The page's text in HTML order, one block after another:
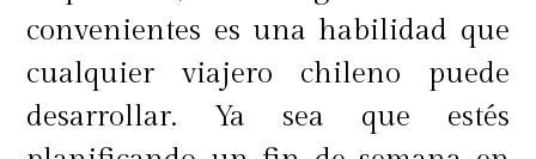
hijos mayores de 10 años
En esta
línea, agrega que"es uno de los hits
de Sudamérica, porque al igual que
San Pedro es época donde no llueve,
convenientes es una habilidad que
cualquier viajero chileno puede
desarrollar. Ya sea que estés